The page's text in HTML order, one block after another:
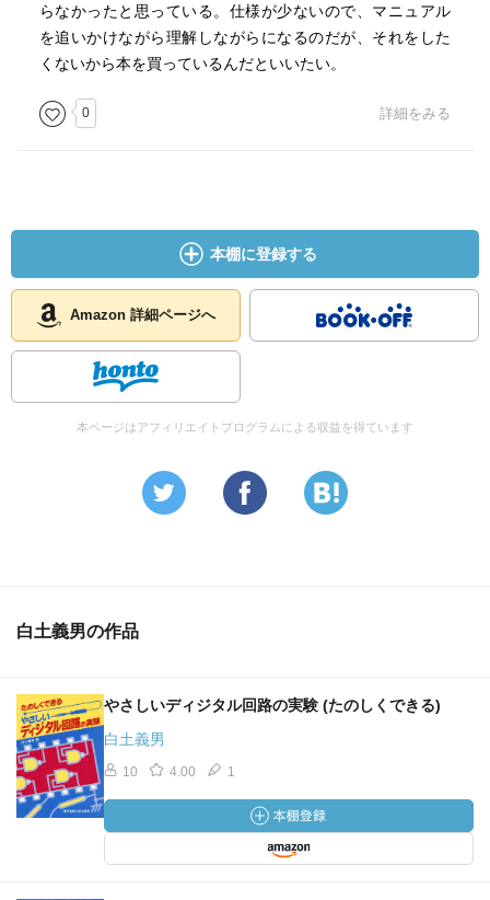
らなかったと思っている。仕様が少ないので、マニュアル
を追いかけながら理解しながらになるのだが、それをした
くないから本を買っているんだといいたい。
0 詳細をみる
本棚に登録する
Amazon 詳細ページへ
本ページはアフィリエイトプログラムによる収益を得ています
白土義男の作品
やさしいディジタル回路の実験 (たのしくできる)
白土義男
10 4.00 1